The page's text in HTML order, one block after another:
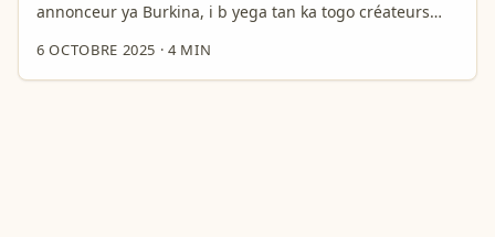
annonceur ya Burkina, i b yega tan ka togo créateurs
Rugri ye, marché d’influence Afrika ka bougé, adult-
creator stories (kɛna reference la) montre goro créateurs
6 OCTOBRE 2025 ·4 MIN